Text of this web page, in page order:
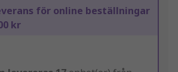
för online beställningar
kr